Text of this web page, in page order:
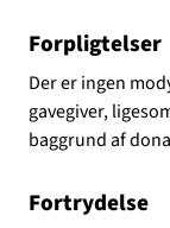
Temaer i fokus
GAZA KVINDER
Forpligtelser
Der er ingen
gavegiver,
baggrund af
Fortrydelse